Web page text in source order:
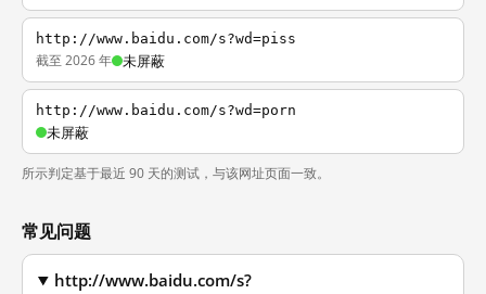
http://www.baidu.com/s?wd=piss
截至 2026 年 未屏蔽
http://www.baidu.com/s?wd=porn
未屏蔽
所示判定基于最近 90 天的测试，与该网址页面一致。
常见问题
http://www.baidu.com/s?